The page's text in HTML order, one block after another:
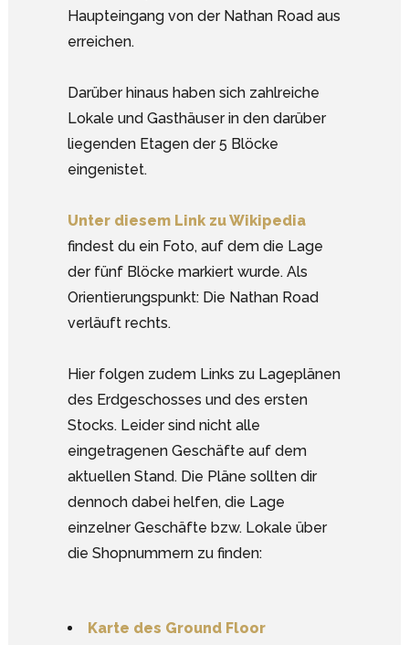
Haupteingang von der Nathan Road aus
erreichen.
Darüber hinaus haben sich zahlreiche
Lokale und Gasthäuser in den darüber
liegenden Etagen der 5 Blöcke
eingenistet.
Unter diesem Link zu Wikipedia
findest du ein Foto, auf dem die Lage
der fünf Blöcke markiert wurde. Als
Orientierungspunkt: Die Nathan Road
verläuft rechts.
Hier folgen zudem Links zu Lageplänen
des Erdgeschosses und des ersten
Stocks. Leider sind nicht alle
eingetragenen Geschäfte auf dem
aktuellen Stand. Die Pläne sollten dir
dennoch dabei helfen, die Lage
einzelner Geschäfte bzw. Lokale über
die Shopnummern zu finden:
Karte des Ground Floor